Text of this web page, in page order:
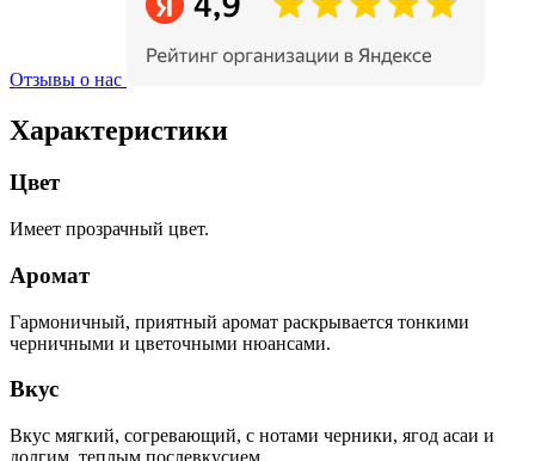
Отзывы о нас
Характеристики
Цвет
Имеет прозрачный цвет.
Аромат
Гармоничный, приятный аромат раскрывается тонкими
черничными и цветочными нюансами.
Вкус
Вкус мягкий, согревающий, с нотами черники, ягод асаи и
долгим, теплым послевкусием.